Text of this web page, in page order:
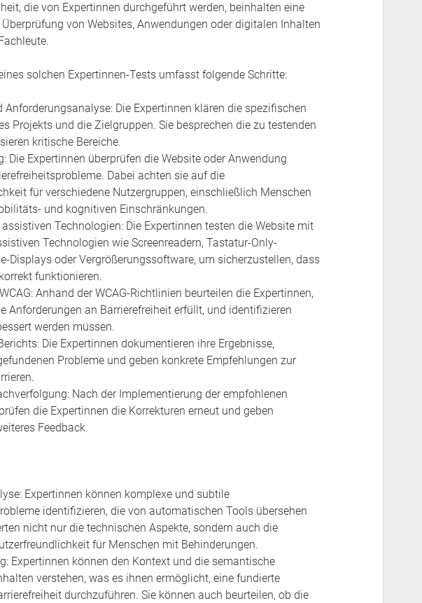
die von Expertinnen durchgeführt werden, beinhalten eine
von Websites, Anwendungen oder digitalen Inhalten
solchen Expertinnen-Tests umfasst folgende Schritte:
Anforderungsanalyse: Die Expertinnen klären die spezifischen
Projekts und die Zielgruppen. Sie besprechen die zu testenden
kritische Bereiche.
Die Expertinnen überprüfen die Website oder Anwendung
Dabei achten sie auf die
für verschiedene Nutzergruppen, einschließlich Menschen
und kognitiven Einschränkungen.
Technologien: Die Expertinnen testen die Website mit
Technologien wie Screenreadern, Tastatur-Only-
Displays oder Vergrößerungssoftware, um sicherzustellen, dass
funktionieren.
Anhand der WCAG-Richtlinien beurteilen die Expertinnen,
Anforderungen an Barrierefreiheit erfüllt, und identifizieren
werden müssen.
Die Expertinnen dokumentieren ihre Ergebnisse,
Probleme und geben konkrete Empfehlungen zur
Nach der Implementierung der empfohlenen
die Expertinnen die Korrekturen erneut und geben
Feedback.
Expertinnen können komplexe und subtile
identifizieren, die von automatischen Tools übersehen
nicht nur die technischen Aspekte, sondern auch die
für Menschen mit Behinderungen.
Expertinnen können den Kontext und die semantische
verstehen, was es ihnen ermöglicht, eine fundierte
durchzuführen. Sie können auch beurteilen, ob die